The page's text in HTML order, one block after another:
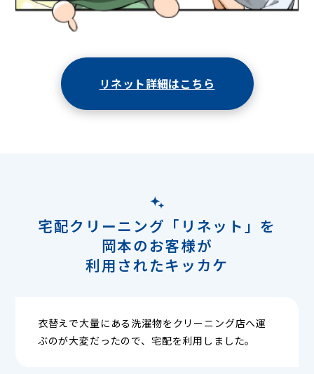
リネット詳細はこちら
宅配クリーニング「リネット」を
岡本のお客様が
利用されたキッカケ
衣替えで大量にある洗濯物をクリーニング店へ運
ぶのが大変だったので、宅配を利用しました。